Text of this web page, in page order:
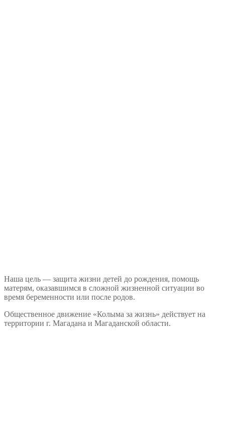
Наша цель — защита жизни детей до рождения, помощь
матерям, оказавшимся в сложной жизненной ситуации во
время беременности или после родов.
Общественное движение «Колыма за жизнь» действует на
территории г. Магадана и Магаданской области.